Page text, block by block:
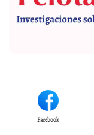
Facebook